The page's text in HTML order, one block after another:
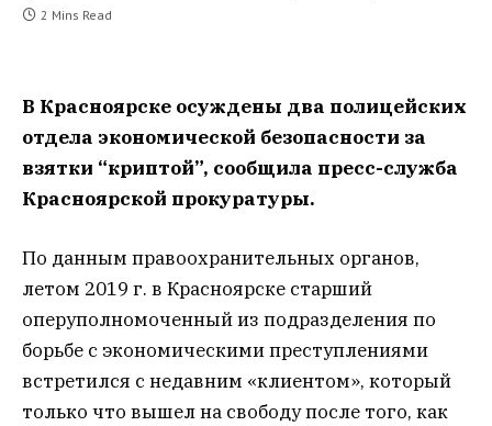
2 Mins Read
В Красноярске осуждены два полицейских
отдела экономической безопасности за
взятки “криптой”, сообщила пресс-служба
Красноярской прокуратуры.
По данным правоохранительных органов,
летом 2019 г. в Красноярске старший
оперуполномоченный из подразделения по
борьбе с экономическими преступлениями
встретился с недавним «клиентом», который
только что вышел на свободу после того, как